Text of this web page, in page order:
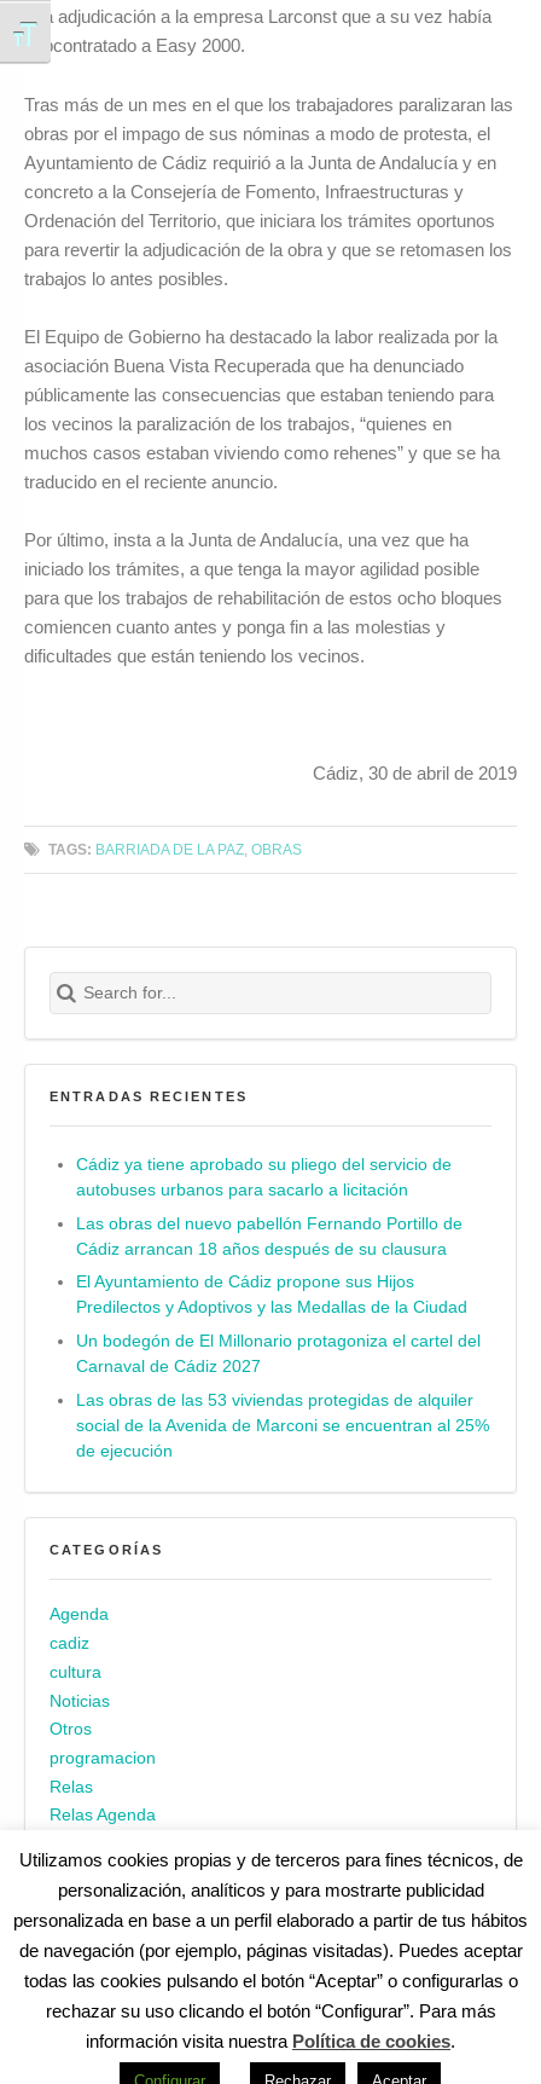
Alternar tamaño de letra
una adjudicación a la empresa Larconst que a su vez había
subcontratado a Easy 2000.
Tras más de un mes en el que los trabajadores paralizaran las
obras por el impago de sus nóminas a modo de protesta, el
Ayuntamiento de Cádiz requirió a la Junta de Andalucía y en
concreto a la Consejería de Fomento, Infraestructuras y
Ordenación del Territorio, que iniciara los trámites oportunos
para revertir la adjudicación de la obra y que se retomasen los
trabajos lo antes posibles.
El Equipo de Gobierno ha destacado la labor realizada por la
asociación Buena Vista Recuperada que ha denunciado
públicamente las consecuencias que estaban teniendo para
los vecinos la paralización de los trabajos, “quienes en
muchos casos estaban viviendo como rehenes” y que se ha
traducido en el reciente anuncio.
Por último, insta a la Junta de Andalucía, una vez que ha
iniciado los trámites, a que tenga la mayor agilidad posible
para que los trabajos de rehabilitación de estos ocho bloques
comiencen cuanto antes y ponga fin a las molestias y
dificultades que están teniendo los vecinos.
Cádiz, 30 de abril de 2019
TAGS: BARRIADA DE LA PAZ ,OBRAS
Search for:
Buscar
ENTRADAS RECIENTES
Cádiz ya tiene aprobado su pliego del servicio de
autobuses urbanos para sacarlo a licitación
Las obras del nuevo pabellón Fernando Portillo de
Cádiz arrancan 18 años después de su clausura
El Ayuntamiento de Cádiz propone sus Hijos
Predilectos y Adoptivos y las Medallas de la Ciudad
Un bodegón de El Millonario protagoniza el cartel del
Carnaval de Cádiz 2027
Las obras de las 53 viviendas protegidas de alquiler
social de la Avenida de Marconi se encuentran al 25%
de ejecución
CATEGORÍAS
Agenda
cadiz
cultura
Noticias
Otros
programacion
Relas
Relas Agenda
¿No encuentras alguna cosa? Echa un vistazo encadiz.es|
Aviso legal| Política de privacidad|Accesibilidad| Política de
Redes Sociales (Listado completo):
Utilizamos cookies propias y de terceros para fines técnicos, de
personalización, analíticos y para mostrarte publicidad
personalizada en base a un perfil elaborado a partir de tus hábitos
de navegación (por ejemplo, páginas visitadas). Puedes aceptar
todas las cookies pulsando el botón “Aceptar” o configurarlas o
rechazar su uso clicando el botón “Configurar”. Para más
información visita nuestra Política de cookies.